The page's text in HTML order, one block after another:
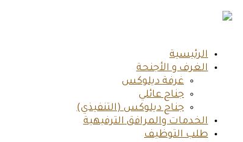
الرئيسية
الغرف و الأجنحة
غرفة ديلوكس
جناح عائلي
جناح ديلوكس (التنفيذي)
الخدمات والمرافق الترفيهية
طلب التوظيف